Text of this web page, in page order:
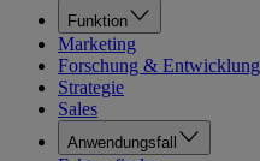
Funktion
Marketing
Forschung & Entwicklung
Strategie
Sales
Anwendungsfall